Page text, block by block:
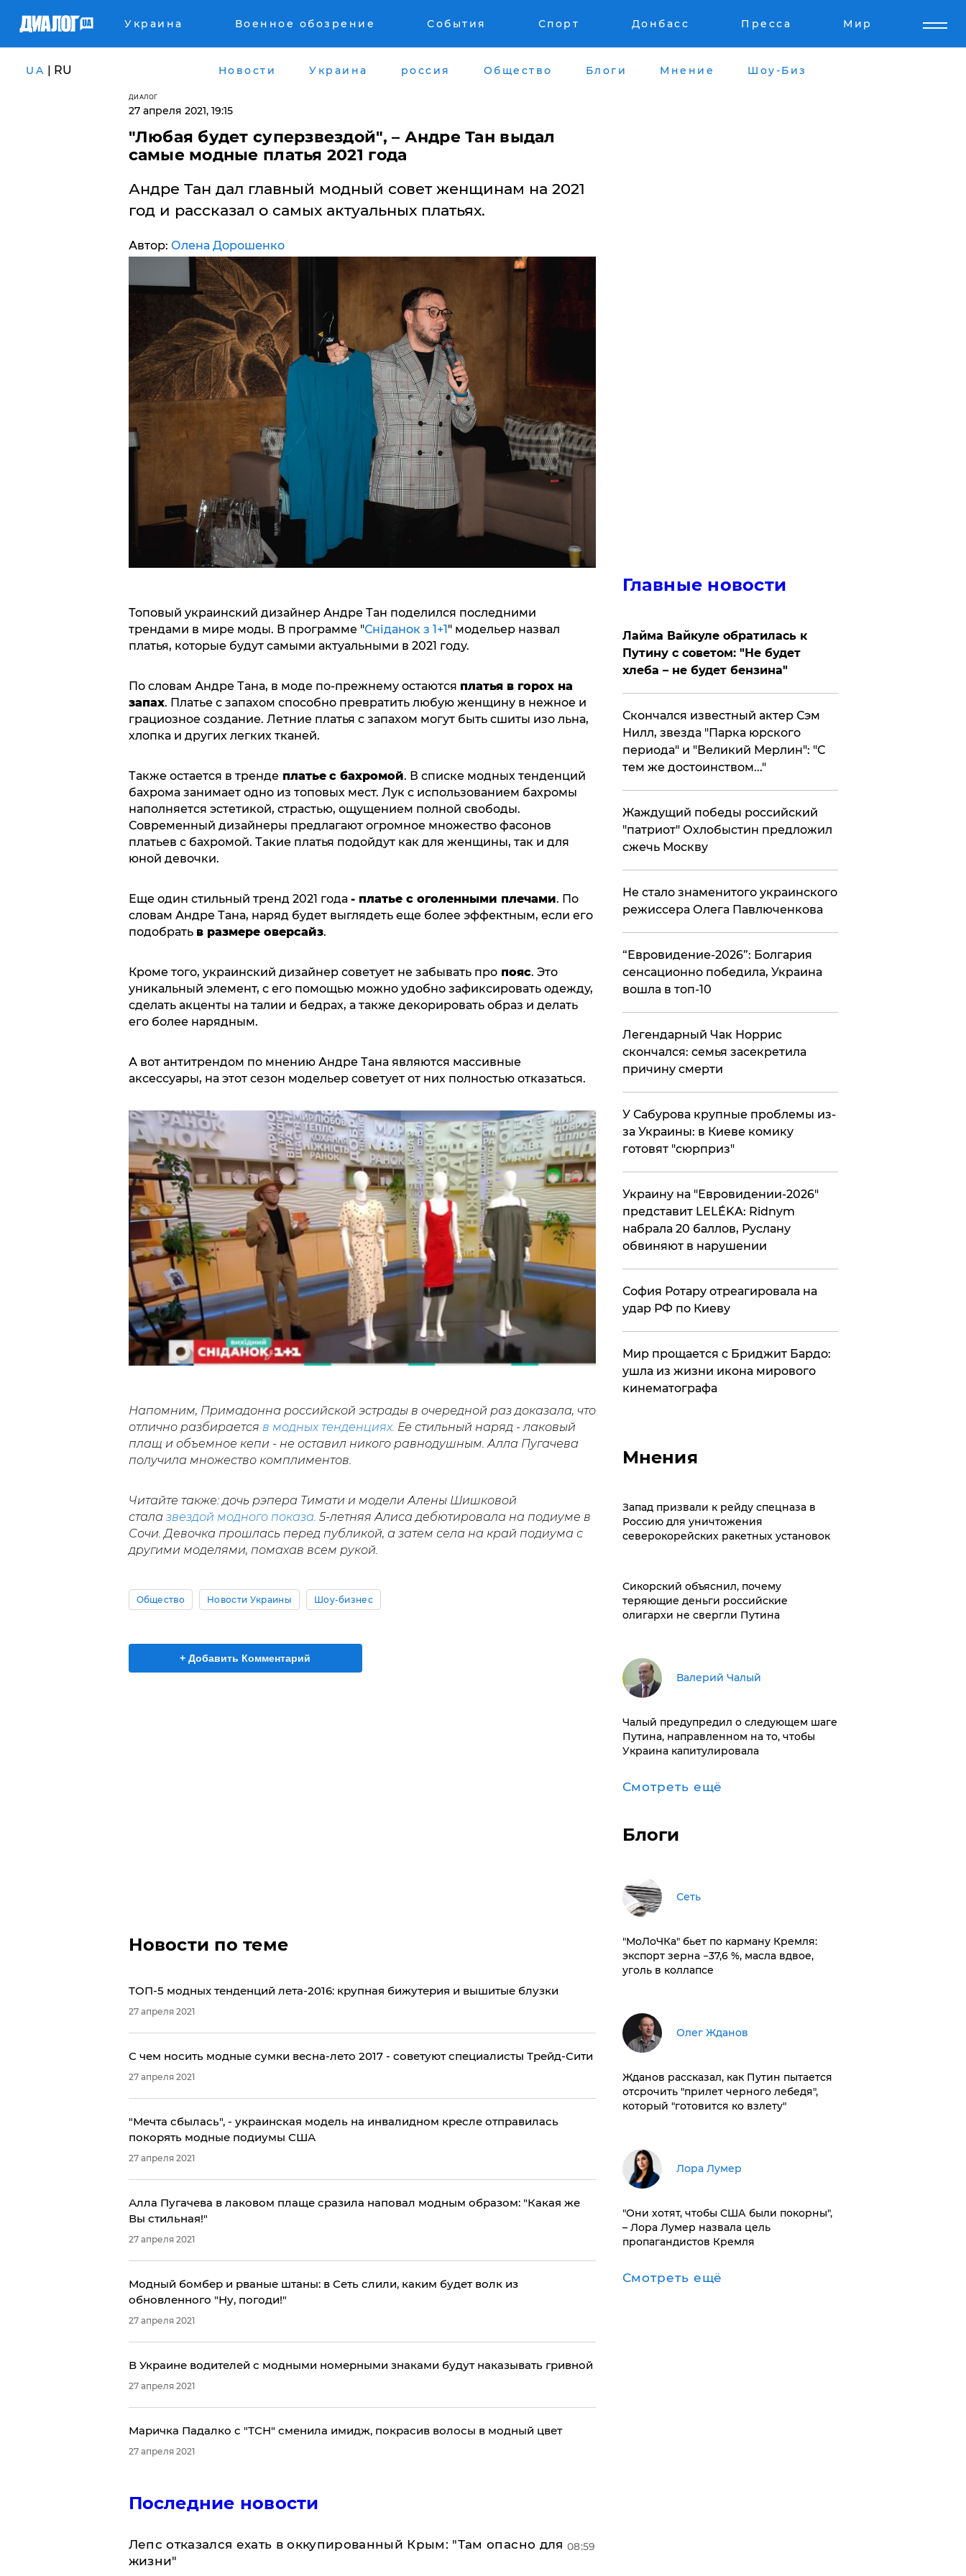
Украина Военное обозрение События Спорт Донбасс Пресса Мир
UA | RU Новости Украина россия Общество Блоги Мнение Шоу-Биз
ДИАЛОГ
27 апреля 2021, 19:15
"Любая будет суперзвездой", – Андре Тан выдал
самые модные платья 2021 года
Андре Тан дал главный модный совет женщинам на 2021
год и рассказал о самых актуальных платьях.
Автор: Олена Дорошенко
Топовый украинский дизайнер Андре Тан поделился последними
трендами в мире моды. В программе "Сніданок з 1+1 " модельер назвал
платья, которые будут самыми актуальными в 2021 году.
По словам Андре Тана, в моде по-прежнему остаются платья в горох на
запах. Платье с запахом способно превратить любую женщину в нежное и
грациозное создание. Летние платья с запахом могут быть сшиты изо льна,
хлопка и других легких тканей.
Также остается в трендеплатье с бахромой. В списке модных тенденций
бахрома занимает одно из топовых мест. Лук с использованием бахромы
наполняется эстетикой, страстью, ощущением полной свободы.
Современный дизайнеры предлагают огромное множество фасонов
платьев с бахромой. Такие платья подойдут как для женщины, так и для
юной девочки.
Еще один стильный тренд 2021 года - платье с оголенными плечами. По
словам Андре Тана, наряд будет выглядеть еще более эффектным, если его
подобрать в размере оверсайз.
Кроме того, украинский дизайнер советует не забывать пропояс. Это
уникальный элемент, с его помощью можно удобно зафиксировать одежду,
сделать акценты на талии и бедрах, а также декорировать образ и делать
его более нарядным.
А вот антитрендом по мнению Андре Тана являются массивные
аксессуары, на этот сезон модельер советует от них полностью отказаться.
Напомним, Примадонна российской эстрады в очередной раз доказала, что
отлично разбирается в модных тенденциях. Ее стильный наряд - лаковый
плащ и объемное кепи - не оставил никого равнодушным. Алла Пугачева
получила множество комплиментов.
Читайте также: дочь рэпера Тимати и модели Алены Шишковой
стала звездой модного показа. 5-летняя Алиса дебютировала на подиуме в
Сочи. Девочка прошлась перед публикой, а затем села на край подиума с
другими моделями, помахав всем рукой.
Общество Новости Украины Шоу-бизнес
+ Добавить Комментарий
Новости по теме
ТОП-5 модных тенденций лета-2016: крупная бижутерия и вышитые блузки
27 апреля 2021
С чем носить модные сумки весна-лето 2017 - советуют специалисты Трейд-Сити
27 апреля 2021
"Мечта сбылась", - украинская модель на инвалидном кресле отправилась
покорять модные подиумы США
27 апреля 2021
Алла Пугачева в лаковом плаще сразила наповал модным образом: "Какая же
Вы стильная!"
27 апреля 2021
Модный бомбер и рваные штаны: в Сеть слили, каким будет волк из
обновленного "Ну, погоди!"
27 апреля 2021
В Украине водителей с модными номерными знаками будут наказывать гривной
27 апреля 2021
Маричка Падалко с "ТСН" сменила имидж, покрасив волосы в модный цвет
27 апреля 2021
Последние новости
Лепс отказался ехать в оккупированный Крым: "Там опасно для
жизни"
08:59
Главные новости
Лайма Вайкуле обратилась к
Путину с советом: "Не будет
хлеба – не будет бензина"
Скончался известный актер Сэм
Нилл, звезда "Парка юрского
периода" и "Великий Мерлин": "С
тем же достоинством..."
Жаждущий победы российский
"патриот" Охлобыстин предложил
сжечь Москву
Не стало знаменитого украинского
режиссера Олега Павлюченкова
​“Евровидение-2026”: Болгария
сенсационно победила, Украина
вошла в топ-10
​Легендарный Чак Норрис
скончался: семья засекретила
причину смерти
У Сабурова крупные проблемы из-
за Украины: в Киеве комику
готовят "сюрприз"
Украину на "Евровидении-2026"
представит LELÉKA: Ridnym
набрала 20 баллов, Руслану
обвиняют в нарушении
София Ротару отреагировала на
удар РФ по Киеву
Мир прощается с Бриджит Бардо:
ушла из жизни икона мирового
кинематографа
Мнения
Запад призвали к рейду спецназа в
Россию для уничтожения
северокорейских ракетных установок
Сикорский объяснил, почему
теряющие деньги российские
олигархи не свергли Путина
Валерий Чалый
Чалый предупредил о следующем шаге
Путина, направленном на то, чтобы
Украина капитулировала
Смотреть ещё
Блоги
Сеть
​"МоЛоЧКа" бьет по карману Кремля:
экспорт зерна −37,6 %, масла вдвое,
уголь в коллапсе
Олег Жданов
Жданов рассказал, как Путин пытается
отсрочить "прилет черного лебедя",
который "готовится ко взлету"
​Лора Лумер
"Они хотят, чтобы США были покорны",
– Лора Лумер назвала цель
пропагандистов Кремля
Смотреть ещё